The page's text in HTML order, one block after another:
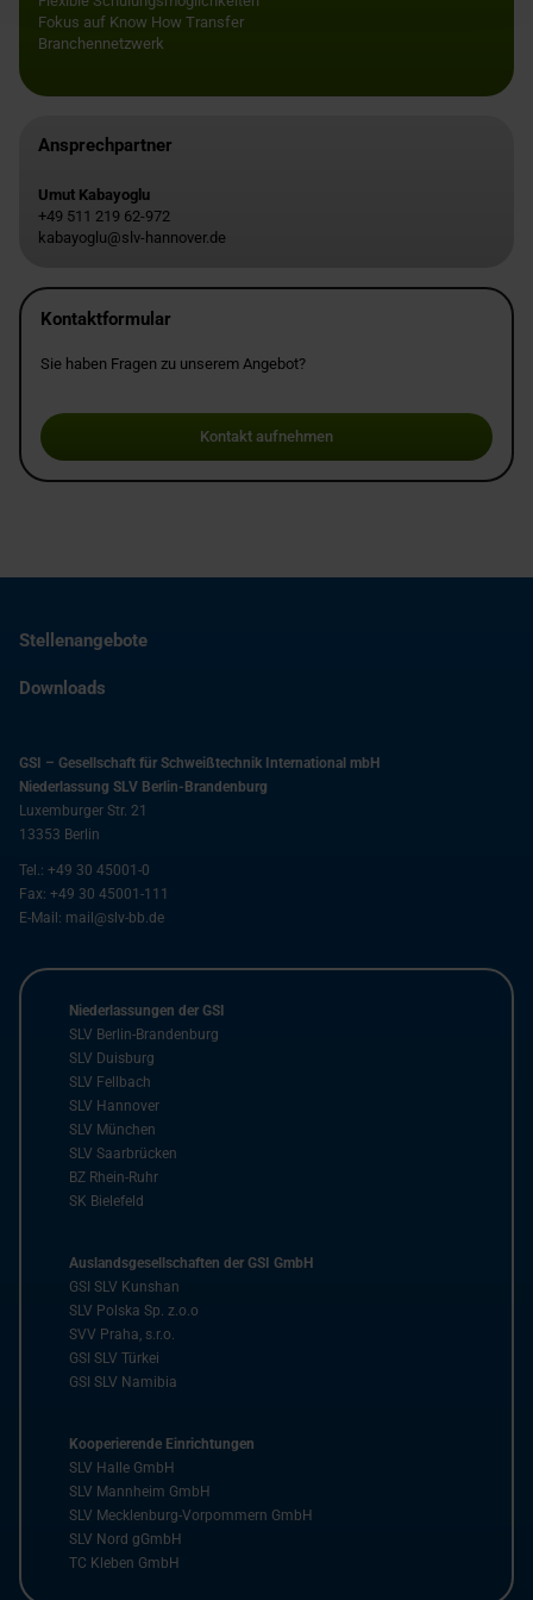
Fokus auf Know How Transfer
Branchennetzwerk
Ansprechpartner
Umut Kabayoglu
+49 511 219 62-972
kabayoglu@slv-hannover.de
Kontaktformular
Sie haben Fragen zu unserem Angebot?
Kontakt aufnehmen
Stellenangebote
Downloads
GSI – Gesellschaft für Schweißtechnik International mbH
Niederlassung SLV Berlin-Brandenburg
Luxemburger Str. 21
13353 Berlin
Tel.: +49 30 45001-0
Fax: +49 30 45001-111
E-Mail: mail@slv-bb.de
Niederlassungen der GSI
SLV Berlin-Brandenburg
SLV Duisburg
SLV Fellbach
SLV Hannover
SLV München
SLV Saarbrücken
BZ Rhein-Ruhr
SK Bielefeld
Auslandsgesellschaften der GSI GmbH
GSI SLV Kunshan
SLV Polska Sp. z.o.o
SVV Praha, s.r.o.
GSI SLV Türkei
GSI SLV Namibia
Kooperierende Einrichtungen
SLV Halle GmbH
SLV Mannheim GmbH
SLV Mecklenburg-Vorpommern GmbH
SLV Nord gGmbH
TC Kleben GmbH